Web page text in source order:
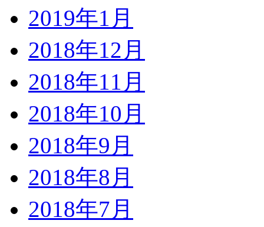
2019年1月
2018年12月
2018年11月
2018年10月
2018年9月
2018年8月
2018年7月